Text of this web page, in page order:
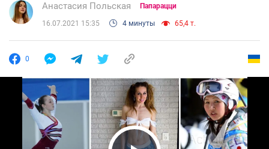
Анастасия Польская Папарацци
16.07.2021 15:35 4 минуты 65,4 т.
0